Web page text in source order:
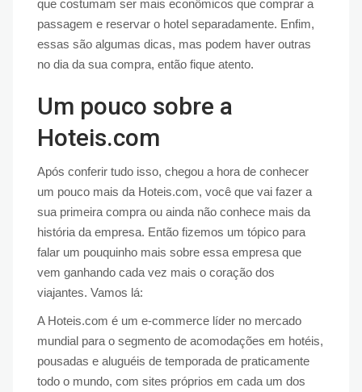
que costumam ser mais econômicos que comprar a
passagem e reservar o hotel separadamente. Enfim,
essas são algumas dicas, mas podem haver outras
no dia da sua compra, então fique atento.
Um pouco sobre a
Hoteis.com
Após conferir tudo isso, chegou a hora de conhecer
um pouco mais da Hoteis.com, você que vai fazer a
sua primeira compra ou ainda não conhece mais da
história da empresa. Então fizemos um tópico para
falar um pouquinho mais sobre essa empresa que
vem ganhando cada vez mais o coração dos
viajantes. Vamos lá:
A Hoteis.com é um e-commerce líder no mercado
mundial para o segmento de acomodações em hotéis,
pousadas e aluguéis de temporada de praticamente
todo o mundo, com sites próprios em cada um dos